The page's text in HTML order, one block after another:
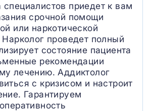
приедет к вам
срочной помощи
или наркотической
Нарколог проведет полный
состояние пациента
рекомендации
лечению. Аддиктолог
с кризисом и настроит
Гарантируем